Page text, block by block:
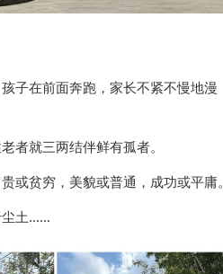
子在前面奔跑，家长不紧不慢地漫
者就三两结伴鲜有孤者。
或贫穷，美貌或普通，成功或平庸。
尘土……